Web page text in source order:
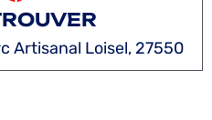
Artisanal Loisel, 27550